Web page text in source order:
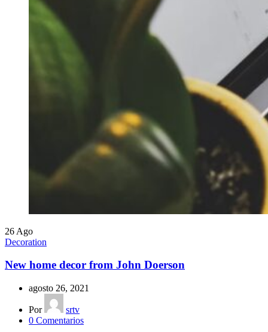
26 Ago
Decoration
New home decor from John Doerson
agosto 26, 2021
Por
srtv
0 Comentarios